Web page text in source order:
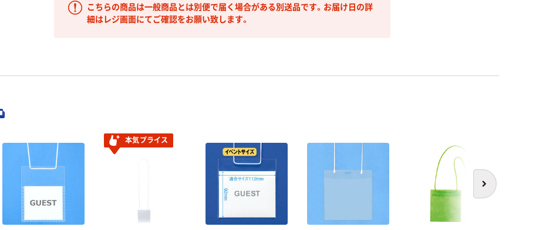
こちらの商品は一般商品とは別便で届く場合がある別送品です。お届け日の詳
細はレジ画面にてご確認をお願い致します。
次へ
本気プライス